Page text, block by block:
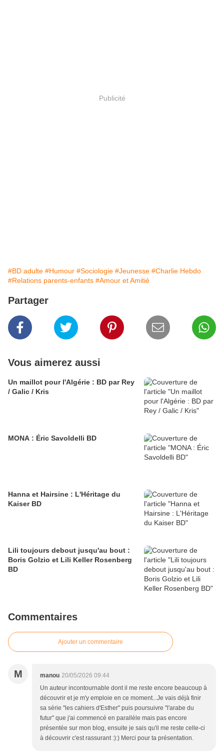
Publicité
#BD adulte #Humour #Sociologie #Jeunesse #Charlie Hebdo
#Relations parents-enfants #Amour et Amitié
Partager
Vous aimerez aussi
Un maillot pour l'Algérie : BD par Rey
/ Galic / Kris
MONA : Éric Savoldelli BD
Hanna et Hairsine : L'Héritage du
Kaiser BD
Lili toujours debout jusqu'au bout :
Boris Golzio et Lili Keller Rosenberg
BD
Commentaires
Ajouter un commentaire
M manou 20/05/2026 09:44
Un auteur incontournable dont il me reste encore beaucoup à
découvrir et je m'y emploie en ce moment...Je vais déjà finir
sa série "les cahiers d'Esther" puis poursuivre "l'arabe du
futur" que j'ai commencé en parallèle mais pas encore
présentée sur mon blog, ensuite je sais qu'il me reste celle-ci
à découvrir c'est rassurant :):) Merci pour ta présentation.